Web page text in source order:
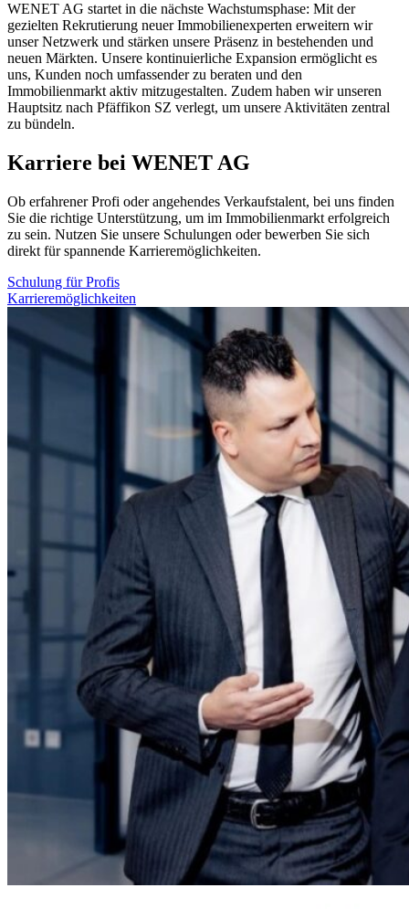
WENET AG startet in die nächste Wachstumsphase: Mit der
gezielten Rekrutierung neuer Immobilienexperten erweitern wir
unser Netzwerk und stärken unsere Präsenz in bestehenden und
neuen Märkten. Unsere kontinuierliche Expansion ermöglicht es
uns, Kunden noch umfassender zu beraten und den
Immobilienmarkt aktiv mitzugestalten. Zudem haben wir unseren
Hauptsitz nach Pfäffikon SZ verlegt, um unsere Aktivitäten zentral
zu bündeln.
Karriere bei WENET AG
Ob erfahrener Profi oder angehendes Verkaufstalent, bei uns finden
Sie die richtige Unterstützung, um im Immobilienmarkt erfolgreich
zu sein. Nutzen Sie unsere Schulungen oder bewerben Sie sich
direkt für spannende Karrieremöglichkeiten.
Schulung für Profis
Karrieremöglichkeiten